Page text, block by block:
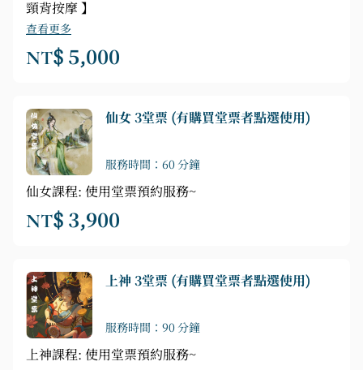
頸背按摩 】
查看更多
NT$ 5,000
仙女 3堂票 (有購買堂票者點選使用)
服務時間：60 分鐘
仙女課程: 使用堂票預約服務~
NT$ 3,900
上神 3堂票 (有購買堂票者點選使用)
服務時間：90 分鐘
上神課程: 使用堂票預約服務~